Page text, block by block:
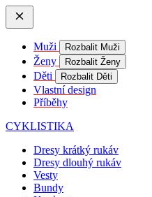
Muži Rozbalit Muži
Ženy Rozbalit Ženy
Děti Rozbalit Děti
Vlastní design
Příběhy
CYKLISTIKA
Dresy krátký rukáv
Dresy dlouhý rukáv
Vesty
Bundy